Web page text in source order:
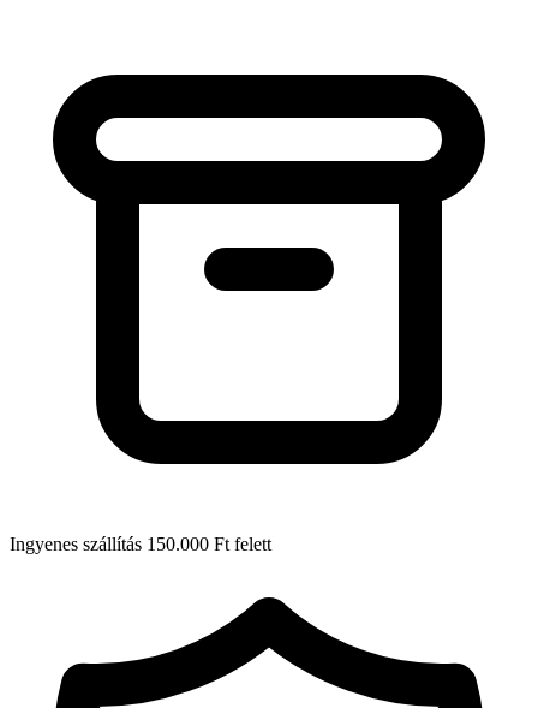
Ingyenes szállítás 150.000 Ft felett